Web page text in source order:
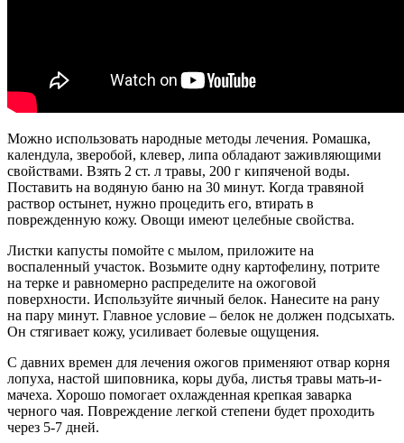
Можно использовать народные методы лечения. Ромашка,
календула, зверобой, клевер, липа обладают заживляющими
свойствами. Взять 2 ст. л травы, 200 г кипяченой воды.
Поставить на водяную баню на 30 минут. Когда травяной
раствор остынет, нужно процедить его, втирать в
поврежденную кожу. Овощи имеют целебные свойства.
Листки капусты помойте с мылом, приложите на
воспаленный участок. Возьмите одну картофелину, потрите
на терке и равномерно распределите на ожоговой
поверхности. Используйте яичный белок. Нанесите на рану
на пару минут. Главное условие – белок не должен подсыхать.
Он стягивает кожу, усиливает болевые ощущения.
С давних времен для лечения ожогов применяют отвар корня
лопуха, настой шиповника, коры дуба, листья травы мать-и-
мачеха. Хорошо помогает охлажденная крепкая заварка
черного чая. Повреждение легкой степени будет проходить
через 5-7 дней.